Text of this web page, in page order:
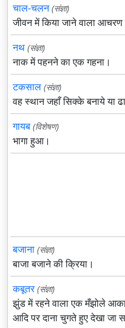
चाल-चलन (संज्ञा)
जीवन में किया जाने वाला आचरण
नथ (संज्ञा)
नाक में पहनने का एक गहना।
टकसाल (संज्ञा)
वह स्थान जहाँ सिक्के बनाये या
गायब (विशेषण)
भागा हुआ।
बजाना (संज्ञा)
बाजा बजाने की क्रिया।
कबूतर (संज्ञा)
झुंड में रहने वाला एक मँझोले आकार
आदि पर दाना चुगते हुए देखा जा